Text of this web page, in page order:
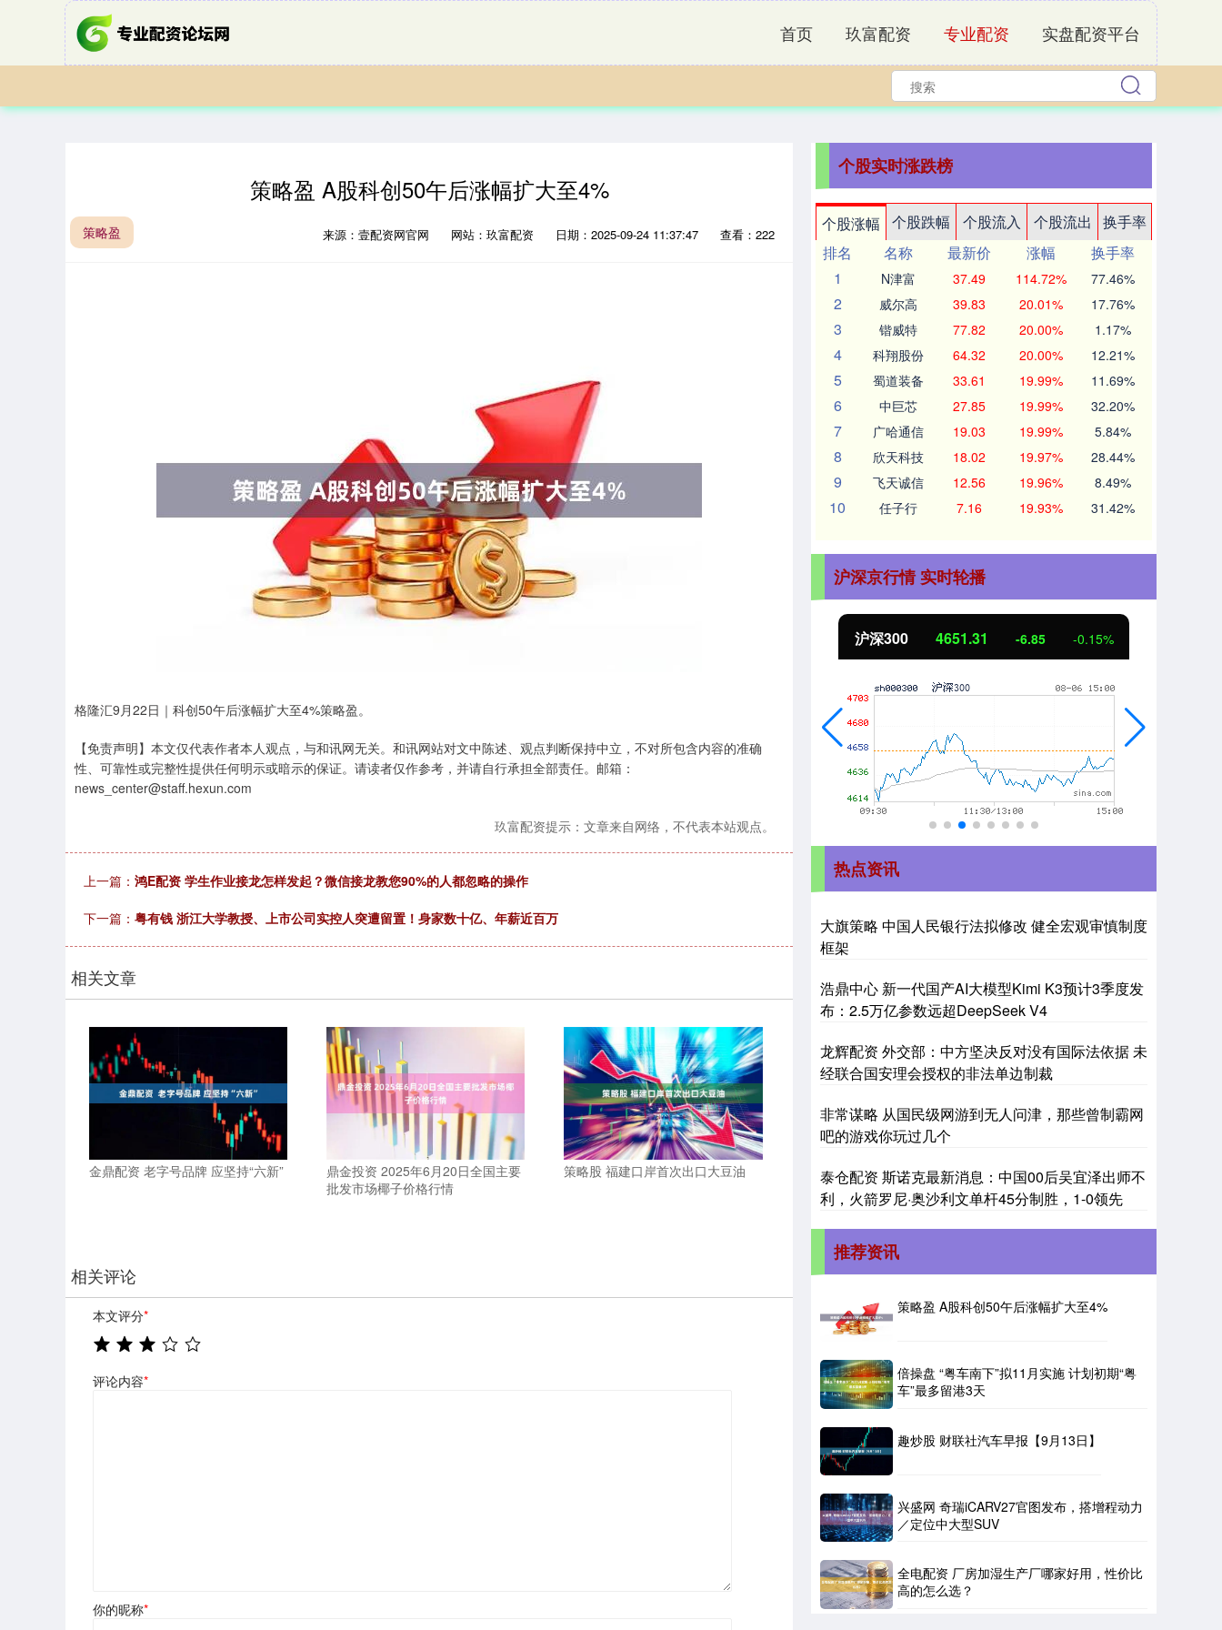
首页 玖富配资 专业配资 实盘配资平台
策略盈 A股科创50午后涨幅扩大至4%
策略盈 来源：壹配资网官网 网站：玖富配资 日期：2025-09-24 11:37:47 查看：222
格隆汇9月22日｜科创50午后涨幅扩大至4%策略盈。
【免责声明】本文仅代表作者本人观点，与和讯网无关。和讯网站对文中陈述、观点判断保持中立，不对所包含内容的准确
性、可靠性或完整性提供任何明示或暗示的保证。请读者仅作参考，并请自行承担全部责任。邮箱：
news_center@staff.hexun.com
玖富配资提示：文章来自网络，不代表本站观点。
上一篇： 鸿E配资 学生作业接龙怎样发起？微信接龙教您90%的人都忽略的操作
下一篇： 粤有钱 浙江大学教授、上市公司实控人突遭留置！身家数十亿、年薪近百万
相关文章
金鼎配资 老字号品牌 应坚持“六新”
鼎金投资 2025年6月20日全国主要
批发市场椰子价格行情
策略股 福建口岸首次出口大豆油
相关评论
本文评分*
评论内容*
你的昵称*
个股实时涨跌榜
个股涨幅 个股跌幅 个股流入 个股流出
换手率
排名
名称 最新价 涨幅
换手率
1
N津富 37.49 114.72% 77.46%
2 威尔高 39.83 20.01% 17.76%
3 锴威特 77.82 20.00% 1.17%
4 科翔股份 64.32 20.00% 12.21%
5 蜀道装备 33.61 19.99% 11.69%
6 中巨芯 27.85 19.99% 32.20%
7 广哈通信 19.03 19.99% 5.84%
8 欣天科技 18.02 19.97% 28.44%
9 飞天诚信 12.56 19.96% 8.49%
10 任子行 7.16 19.93% 31.42%
沪深京行情 实时轮播
北证50 1122.88 3.42 0.30%
热点资讯
大旗策略 中国人民银行法拟修改 健全宏观审慎制度
框架
浩鼎中心 新一代国产AI大模型Kimi K3预计3季度发
布：2.5万亿参数远超DeepSeek V4
龙辉配资 外交部：中方坚决反对没有国际法依据 未
经联合国安理会授权的非法单边制裁
非常谋略 从国民级网游到无人问津，那些曾制霸网
吧的游戏你玩过几个
泰仓配资 斯诺克最新消息：中国00后吴宜泽出师不
利，火箭罗尼·奥沙利文单杆45分制胜，1-0领先
推荐资讯
策略盈 A股科创50午后涨幅扩大至4%
倍操盘 “粤车南下”拟11月实施 计划初期“粤
车”最多留港3天
趣炒股 财联社汽车早报【9月13日】
兴盛网 奇瑞iCARV27官图发布，搭增程动力
／定位中大型SUV
全电配资 厂房加湿生产厂哪家好用，性价比
高的怎么选？